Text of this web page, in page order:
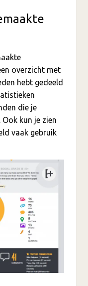
overzicht met
hebt gedeeld
die je
kun je zien
vaak gebruik